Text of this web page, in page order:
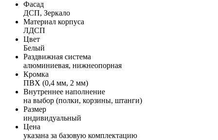
Фасад
ДСП, Зеркало
Материал корпуса
ЛДСП
Цвет
Белый
Раздвижная система
алюминиевая, нижнеопорная
Кромка
ПВХ (0,4 мм, 2 мм)
Внутреннее наполнение
на выбор (полки, корзины, штанги)
Размер
индивидуальный
Цена
указана за базовую комплектацию